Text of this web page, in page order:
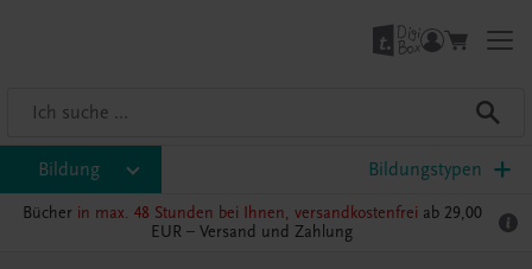
Bildung Bildungstypen
Bücher in max. 48 Stunden bei Ihnen, versandkostenfrei ab 29,00
EUR – Versand und Zahlung